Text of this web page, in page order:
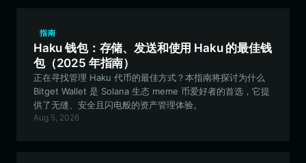
指南
Haku 钱包：存储、发送和使用 Haku 的最佳钱
包（2025 年指南）
正在寻找管理 Haku 代币的最佳方式？本指南将探讨为什么
Bitget Wallet 是 Solana 生态 meme 币爱好者的首选，它提
供了无缝、安全且闪电般的资产管理体验。
Aug 5, 2026